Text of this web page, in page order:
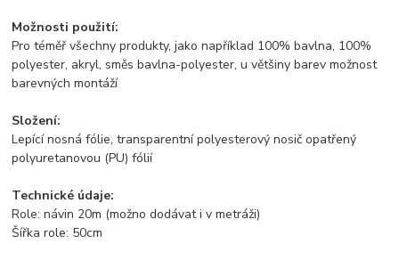
Možnosti použití:
Pro téměř všechny produkty, jako například 100% bavlna, 100%
polyester, akryl, směs bavlna-polyester, u většiny barev možnost
barevných montáží
Složení:
Lepící nosná fólie, transparentní polyesterový nosič opatřený
polyuretanovou (PU) fólií
Technické údaje:
Role: návin 20m (možno dodávat i v metráži)
Šířka role: 50cm